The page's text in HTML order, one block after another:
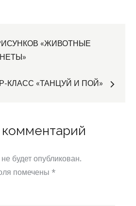
«ЖИВОТНЫЕ
КЛАСС «ТАНЦУЙ И ПОЙ»
будет опубликован.
помечены *